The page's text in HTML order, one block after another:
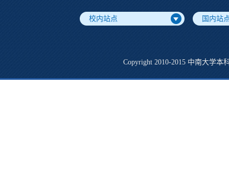
校内站点 国内站
Copyright 2010-2015 中南大学